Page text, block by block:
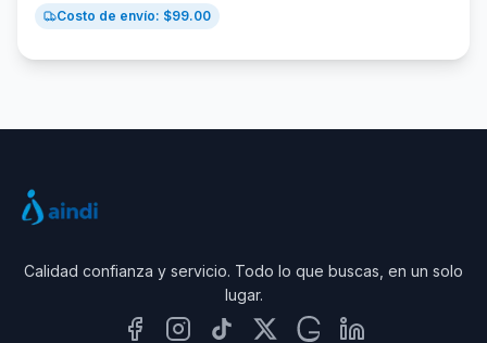
Costo de envío: $99.00
Calidad confianza y servicio. Todo lo que buscas, en un solo
lugar.